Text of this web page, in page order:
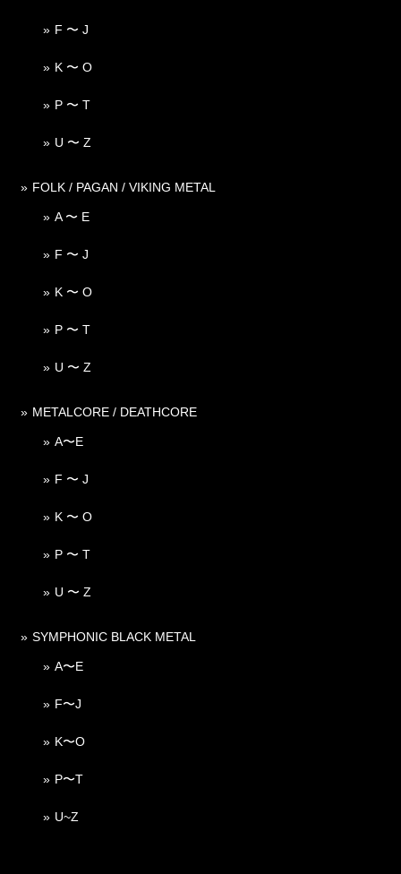
F 〜 J
K 〜 O
P 〜 T
U 〜 Z
FOLK / PAGAN / VIKING METAL
A 〜 E
F 〜 J
K 〜 O
P 〜 T
U 〜 Z
METALCORE / DEATHCORE
A〜E
F 〜 J
K 〜 O
P 〜 T
U 〜 Z
SYMPHONIC BLACK METAL
A〜E
F〜J
K〜O
P〜T
U~Z